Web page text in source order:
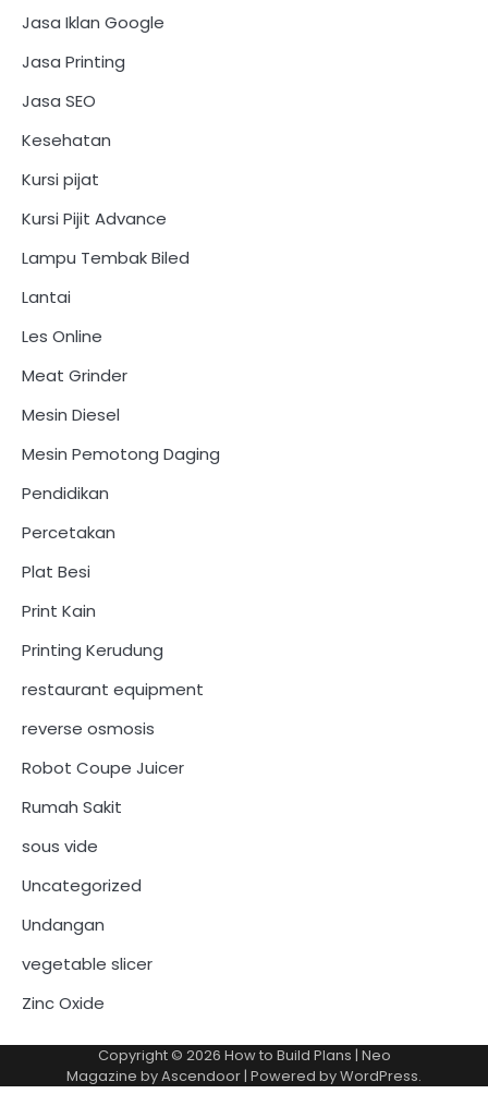
Jasa Iklan Google
Jasa Printing
Jasa SEO
Kesehatan
Kursi pijat
Kursi Pijit Advance
Lampu Tembak Biled
Lantai
Les Online
Meat Grinder
Mesin Diesel
Mesin Pemotong Daging
Pendidikan
Percetakan
Plat Besi
Print Kain
Printing Kerudung
restaurant equipment
reverse osmosis
Robot Coupe Juicer
Rumah Sakit
sous vide
Uncategorized
Undangan
vegetable slicer
Zinc Oxide
Copyright © 2026 How to Build Plans | Neo
Magazine byAscendoor| Powered byWordPress.